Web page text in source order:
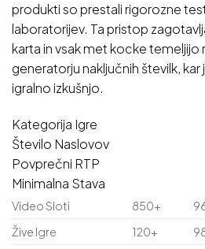
produkti so prestali rigorozne
laboratorijev. Ta pristop
karta in vsak met kocke temeljijo
generatorju naključnih številk,
igralno izkušnjo.
Kategorija Igre
Število Naslovov
Povprečni RTP
Minimalna Stava
Video Sloti 850+
Žive Igre
120+